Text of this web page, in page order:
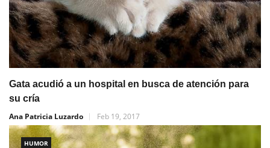
Gata acudió a un hospital en busca de atención para
su cría
Ana Patricia Luzardo
Feb 19, 2017
HUMOR